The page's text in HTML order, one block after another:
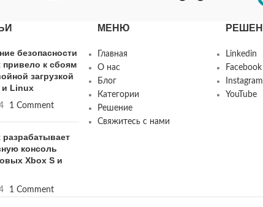
безопасности
привело к сбоям
загрузкой
и Linux
1 Comment
консоль
Xbox S и
1 Comment
МЕНЮ
Главная
О нас
Блог
Категории
Решение
Свяжитесь с нами
Linkedin
Facebook
Instagram
YouTube